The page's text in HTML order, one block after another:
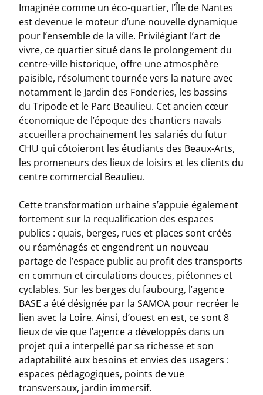
Imaginée comme un éco-quartier, l’Île de Nantes
est devenue le moteur d’une nouvelle dynamique
pour l’ensemble de la ville. Privilégiant l’art de
vivre, ce quartier situé dans le prolongement du
centre-ville historique, offre une atmosphère
paisible, résolument tournée vers la nature avec
notamment le Jardin des Fonderies, les bassins
du Tripode et le Parc Beaulieu. Cet ancien cœur
économique de l’époque des chantiers navals
accueillera prochainement les salariés du futur
CHU qui côtoieront les étudiants des Beaux-Arts,
les promeneurs des lieux de loisirs et les clients du
centre commercial Beaulieu.
Cette transformation urbaine s’appuie également
fortement sur la requalification des espaces
publics : quais, berges, rues et places sont créés
ou réaménagés et engendrent un nouveau
partage de l’espace public au profit des transports
en commun et circulations douces, piétonnes et
cyclables. Sur les berges du faubourg, l’agence
BASE a été désignée par la SAMOA pour recréer le
lien avec la Loire. Ainsi, d’ouest en est, ce sont 8
lieux de vie que l’agence a développés dans un
projet qui a interpellé par sa richesse et son
adaptabilité aux besoins et envies des usagers :
espaces pédagogiques, points de vue
transversaux, jardin immersif.